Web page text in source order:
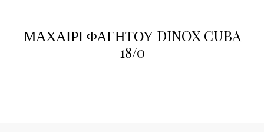
ΜΑΧΑΙΡΙ ΦΑΓΗΤΟΥ DINOX CUBA
18/0